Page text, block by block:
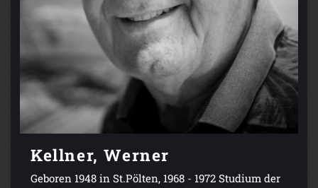
Kellner, Werner
Geboren 1948 in St.Pölten, 1968 - 1972 Studium der